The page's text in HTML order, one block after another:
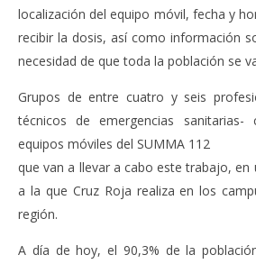
localización del equipo móvil, fecha y
recibir la dosis, así como información
necesidad de que toda la población se
Grupos de entre cuatro y seis
técnicos de emergencias sanitarias-
equipos móviles del SUMMA 112
que van a llevar a cabo este trabajo, en
a la que Cruz Roja realiza en los
región.
A día de hoy, el 90,3% de la